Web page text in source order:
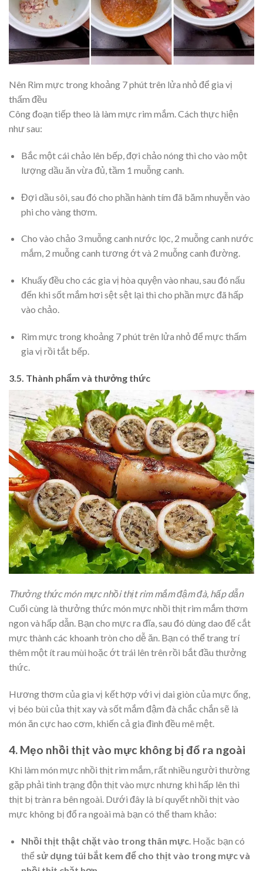
Nên Rim mực trong khoảng 7 phút trên lửa nhỏ để gia vị
thấm đều
Công đoạn tiếp theo là làm mực rim mắm. Cách thực hiện
như sau:
Bắc một cái chảo lên bếp, đợi chảo nóng thì cho vào một
lượng dầu ăn vừa đủ, tầm 1 muỗng canh.
Đợi dầu sôi, sau đó cho phần hành tím đã băm nhuyễn vào
phi cho vàng thơm.
Cho vào chảo 3 muỗng canh nước lọc, 2 muỗng canh nước
mắm, 2 muỗng canh tương ớt và 2 muỗng canh đường.
Khuấy đều cho các gia vị hòa quyện vào nhau, sau đó nấu
đến khi sốt mắm hơi sệt sệt lại thì cho phần mực đã hấp
vào chảo.
Rim mực trong khoảng 7 phút trên lửa nhỏ để mực thấm
gia vị rồi tắt bếp.
3.5. Thành phẩm và thưởng thức
Thưởng thức món mực nhồi thịt rim mắm đậm đà, hấp dẫn
Cuối cùng là thưởng thức món mực nhồi thịt rim mắm thơm
ngon và hấp dẫn. Bạn cho mực ra đĩa, sau đó dùng dao để cắt
mực thành các khoanh tròn cho dễ ăn. Bạn có thể trang trí
thêm một ít rau mùi hoặc ớt trái lên trên rồi bắt đầu thưởng
thức.
Hương thơm của gia vị kết hợp với vị dai giòn của mực ống,
vị béo bùi của thịt xay và sốt mắm đậm đà chắc chắn sẽ là
món ăn cực hao cơm, khiến cả gia đình đều mê mệt.
4. Mẹo nhồi thịt vào mực không bị đổ ra ngoài
Khi làm món mực nhồi thịt rim mắm, rất nhiều người thường
gặp phải tình trạng độn thịt vào mực nhưng khi hấp lên thì
thịt bị tràn ra bên ngoài. Dưới đây là bí quyết nhồi thịt vào
mực không bị đổ ra ngoài mà bạn có thể tham khảo:
Nhồi thịt thật chặt vào trong thân mực. Hoặc bạn có
thể sử dụng túi bắt kem để cho thịt vào trong mực và